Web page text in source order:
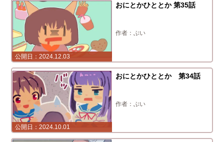
2024.12.03
おにとかひととか 第35話
ぶい
2024.10.01
おにとかひととか 第34話
ぶい